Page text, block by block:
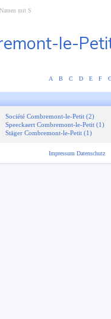
Namen mit S
le-
A B C D E F
Société Combremont-le-Petit (2)
Speeckaert Combremont-le-Petit (1)
Stäger Combremont-le-Petit (1)
Impressum Datenschutz